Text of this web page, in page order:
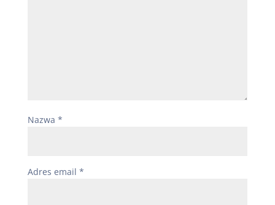
Nazwa *
Adres email *